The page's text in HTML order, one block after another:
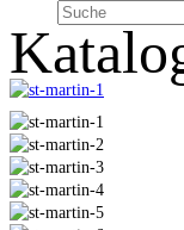
Suche